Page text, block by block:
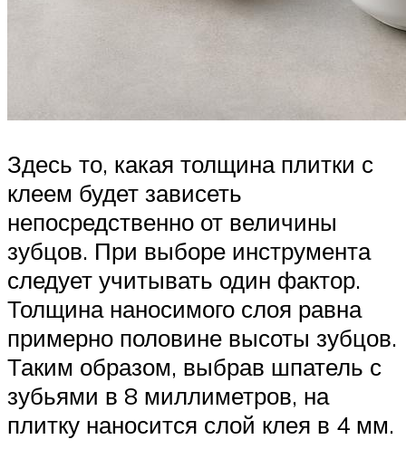
Здесь то, какая толщина плитки с
клеем будет зависеть
непосредственно от величины
зубцов. При выборе инструмента
следует учитывать один фактор.
Толщина наносимого слоя равна
примерно половине высоты зубцов.
Таким образом, выбрав шпатель с
зубьями в 8 миллиметров, на
плитку наносится слой клея в 4 мм.